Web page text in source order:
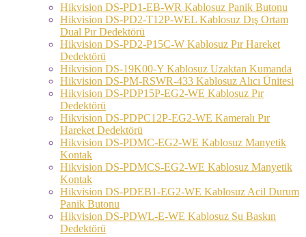
Hikvision DS-PD1-EB-WR Kablosuz Panik Butonu
Hikvision DS-PD2-T12P-WEL Kablosuz Dış Ortam
Dual Pır Dedektörü
Hikvision DS-PD2-P15C-W Kablosuz Pır Hareket
Dedektörü
Hikvision DS-19K00-Y Kablosuz Uzaktan Kumanda
Hikvision DS-PM-RSWR-433 Kablosuz Alıcı Ünitesi
Hikvision DS-PDP15P-EG2-WE Kablosuz Pır
Dedektörü
Hikvision DS-PDPC12P-EG2-WE Kameralı Pır
Hareket Dedektörü
Hikvision DS-PDMC-EG2-WE Kablosuz Manyetik
Kontak
Hikvision DS-PDMCS-EG2-WE Kablosuz Manyetik
Kontak
Hikvision DS-PDEB1-EG2-WE Kablosuz Acil Durum
Panik Butonu
Hikvision DS-PDWL-E-WE Kablosuz Su Baskın
Dedektörü